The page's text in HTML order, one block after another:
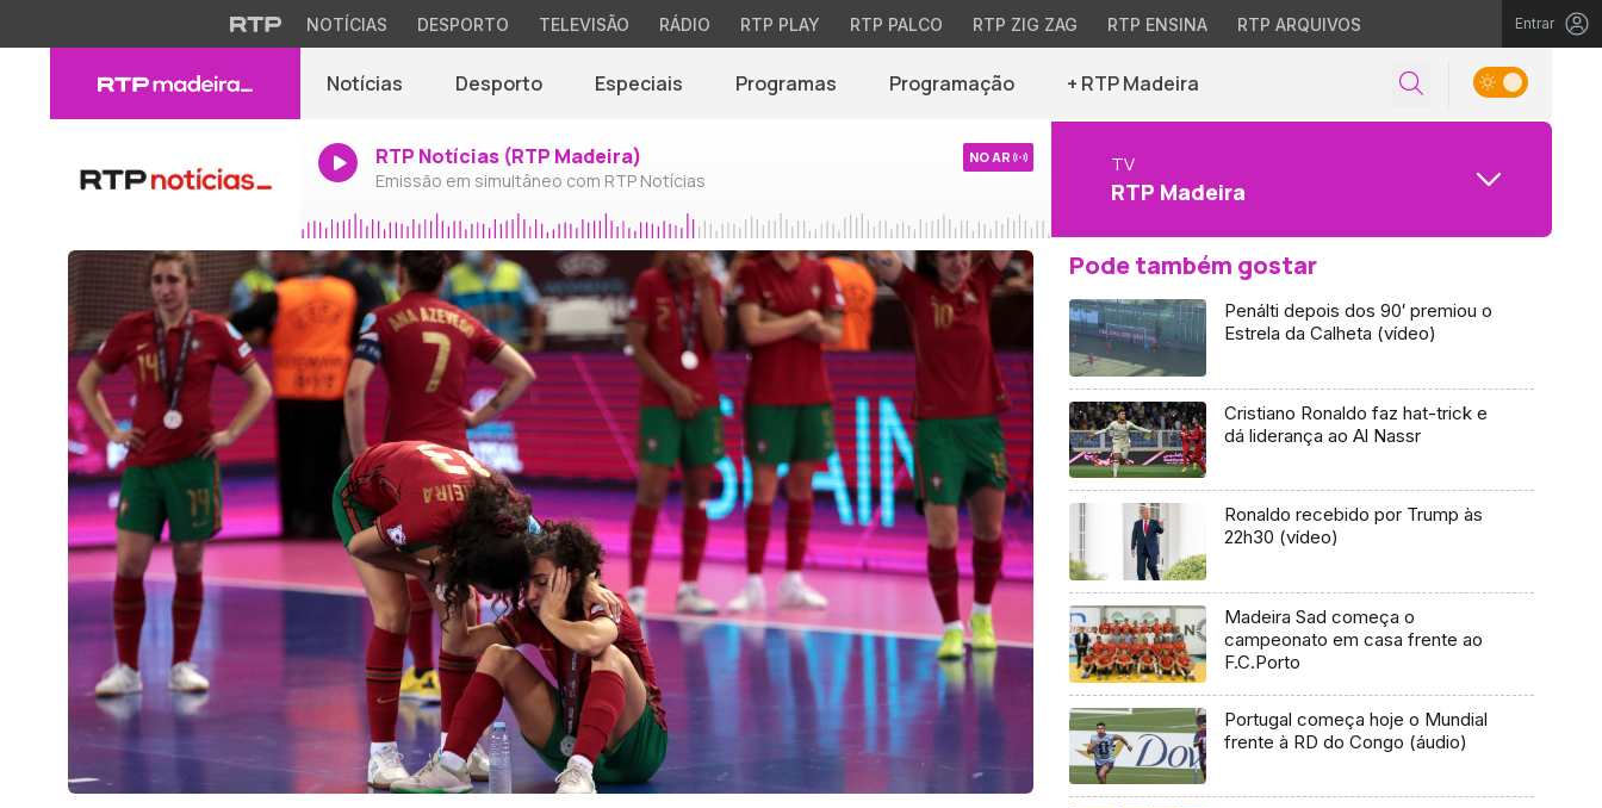
NOTÍCIAS DESPORTO TELEVISÃO RÁDIO RTP PLAY RTP PALCO RTP ZIG ZAG RTP ENSINA RTP ARQUIVOS Entrar
Notícias Desporto Especiais Programas Programação + RTP Madeira
RTP Notícias (RTP Madeira)
Emissão em simultâneo com RTP Notícias
NO AR TV
RTP Madeira
Pode também gostar
Penálti depois dos 90′ premiou o
Estrela da Calheta (vídeo)
Cristiano Ronaldo faz hat-trick e
dá liderança ao Al Nassr
Ronaldo recebido por Trump às
22h30 (vídeo)
Madeira Sad começa o
campeonato em casa frente ao
F.C.Porto
Portugal começa hoje o Mundial
frente à RD do Congo (áudio)